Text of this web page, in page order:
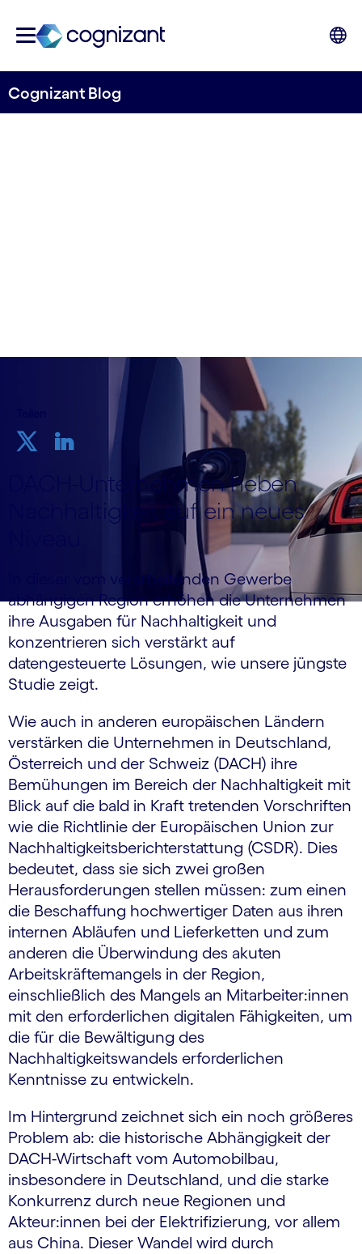
Cognizant Blog
DACH-Unternehmen heben
Nachhaltigkeit auf ein neues
In dieser vom verarbeitenden Gewerbe
abhängigen Region erhöhen die Unternehmen
ihre Ausgaben für Nachhaltigkeit und
konzentrieren sich verstärkt auf
datengesteuerte Lösungen, wie unsere jüngste
Studie zeigt.
Wie auch in anderen europäischen Ländern
verstärken die Unternehmen in Deutschland,
Österreich und der Schweiz (DACH) ihre
Bemühungen im Bereich der Nachhaltigkeit mit
Blick auf die bald in Kraft tretenden Vorschriften
wie die Richtlinie der Europäischen Union zur
Nachhaltigkeitsberichterstattung (CSDR). Dies
bedeutet, dass sie sich zwei großen
Herausforderungen stellen müssen: zum einen
die Beschaffung hochwertiger Daten aus ihren
internen Abläufen und Lieferketten und zum
anderen die Überwindung des akuten
Arbeitskräftemangels in der Region,
einschließlich des Mangels an Mitarbeiter:innen
mit den erforderlichen digitalen Fähigkeiten, um
die für die Bewältigung des
Nachhaltigkeitswandels erforderlichen
Kenntnisse zu entwickeln.
Im Hintergrund zeichnet sich ein noch größeres
Problem ab: die historische Abhängigkeit der
DACH-Wirtschaft vom Automobilbau,
insbesondere in Deutschland, und die starke
Konkurrenz durch neue Regionen und
Akteur:innen bei der Elektrifizierung, vor allem
aus China. Dieser Wandel wird durch